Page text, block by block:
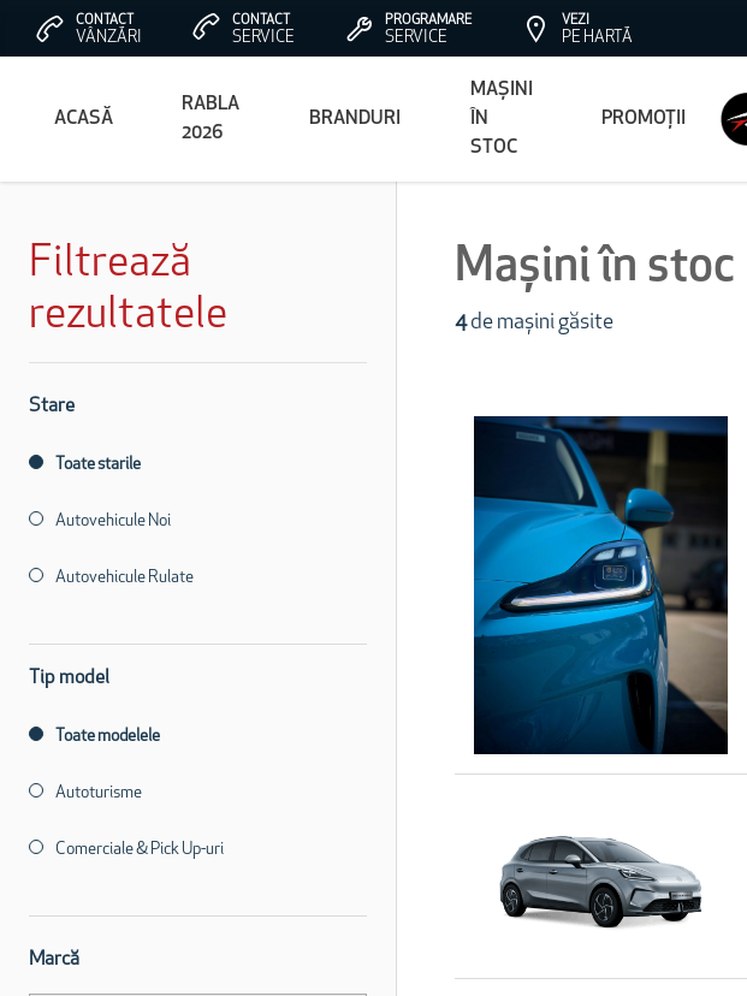
CONTACT
VÂNZĂRI
CONTACT
SERVICE
PROGRAMARE
SERVICE
VEZI
PE HARTĂ
ACASĂ
RABLA
2026
BRANDURI
MAȘINI
ÎN
STOC
PROMOȚII
Filtrează
rezultatele
Stare
Toate starile
Autovehicule Noi
Autovehicule Rulate
Tip model
Toate modelele
Autoturisme
Comerciale & Pick Up-uri
Marcă
Mașini în stoc
4de mașini găsite